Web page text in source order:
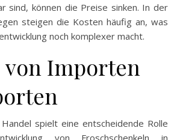
sind, können die Preise sinken. In der
steigen die Kosten häufig an, was
noch komplexer macht.
von Importen
spielt eine entscheidende Rolle